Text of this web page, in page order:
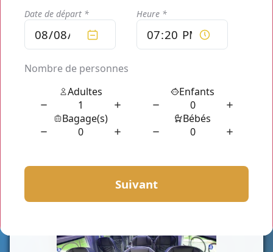
Que vous souhaitez louer un minibus de 21 places avec
chauffeur pour un déplacement de groupe (activités
excursions...) ou pour un déplacement professionnel
de chantier qui s’impose....) mais également pour votre
déplacement événementiel, les prestations
Colombes
minibusseront justement en adéquation à vos attentes.
Nos chauffeurs habillés en costume cravate, courtois,
accordent leur disponibilité à vous servir.